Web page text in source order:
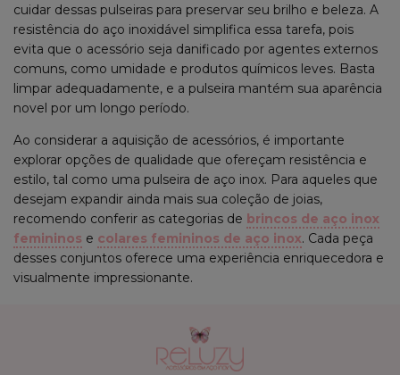
cuidar dessas pulseiras para preservar seu brilho e beleza. A
resistência do aço inoxidável simplifica essa tarefa, pois
evita que o acessório seja danificado por agentes externos
comuns, como umidade e produtos químicos leves. Basta
limpar adequadamente, e a pulseira mantém sua aparência
novel por um longo período.
Ao considerar a aquisição de acessórios, é importante
explorar opções de qualidade que ofereçam resistência e
estilo, tal como uma pulseira de aço inox. Para aqueles que
desejam expandir ainda mais sua coleção de joias,
recomendo conferir as categorias de brincos de aço inox
femininos e colares femininos de aço inox. Cada peça
desses conjuntos oferece uma experiência enriquecedora e
visualmente impressionante.